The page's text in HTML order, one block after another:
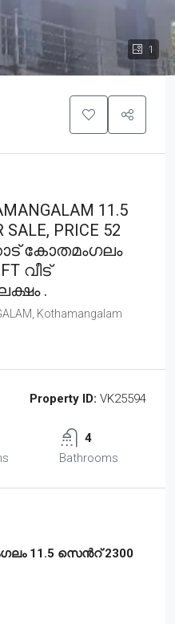
1
11.5
SALE, PRICE 52
കോതമംഗലം
വീട്
.
Kothamangalam
Property ID: VK25594
4
Bathrooms
11.5 സെൻറ് 2300